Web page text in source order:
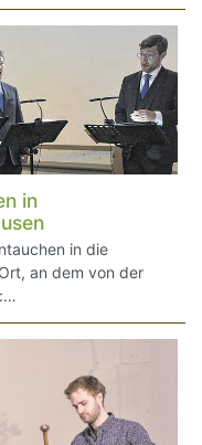
in
in die
an dem von der